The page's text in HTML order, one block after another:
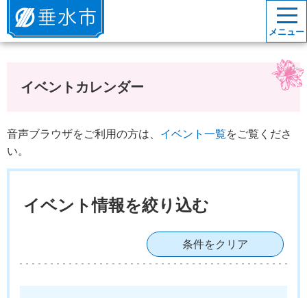
垂水市
メニュー
イベントカレンダー
音声ブラウザをご利用の方は、 イベント一覧をご覧くださ
い。
イベント情報を絞り込む
条件をクリア